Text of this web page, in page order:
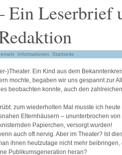
Ein Leserbrief
Informationen Startseite
)Theater. Ein Kind aus dem
mochte, begaben wir uns gespannt zur
beobachten konnte, auch den
zum wiederholten Mal musste ich
Elternhäusern – ununterbrochen
Papierchen, versorgt wurden!
auch oft nervig. Aber im Theater? Ist
ihnen heutzutage nicht mehr
Publikumsgeneration heran?